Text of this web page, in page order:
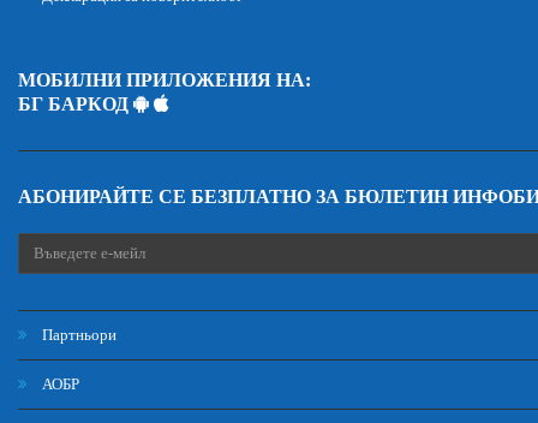
МОБИЛНИ ПРИЛОЖЕНИЯ НА:
БГ БАРКОД
АБОНИРАЙТЕ СЕ БЕЗПЛАТНО ЗА БЮЛЕТИН
Партньори
АОБР